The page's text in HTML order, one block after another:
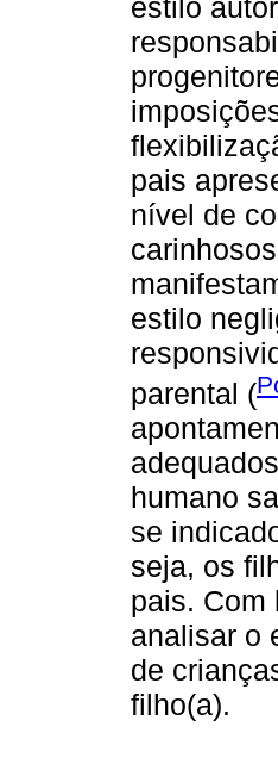
pais
nível de
estilo
parental (
humano
se
seja, os
pais. Com
analisar o
de
filho(a).